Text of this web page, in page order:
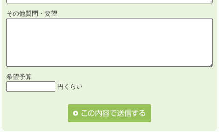
その他質問・要望
希望予算
円くらい